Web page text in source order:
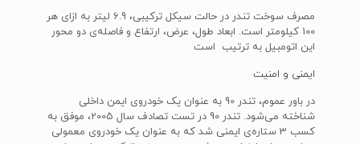
مصرف سوخت تندر در حالت سیکل ترکیبی، 6.9 لیتر به ازای هر
100 کیلومتر است. ابعاد طول، عرض، ارتفاع و فاصله‌ی دو محور
این اتومبیل به ترتیب است
ایمنی و امنیت
در باور عموم، تندر 90 به عنوان یک خودروی ایمن داخلی
شناخته می‌شود. تندر 90 در تست تصادف سال 2005، موفق به
کسب 3 ستاره‌ی ایمنی شد که به عنوان یک خودروی معمولی